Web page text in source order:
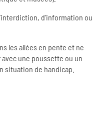
d’information ou
les allées en pente et ne
une poussette ou un
situation de handicap.